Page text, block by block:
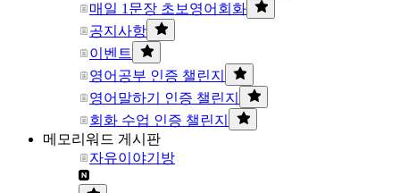
매일 1문장 초보영어회화
공지사항
이벤트
영어공부 인증 챌린지
영어말하기 인증 챌린지
회화 수업 인증 챌린지
메모리워드 게시판
자유이야기방